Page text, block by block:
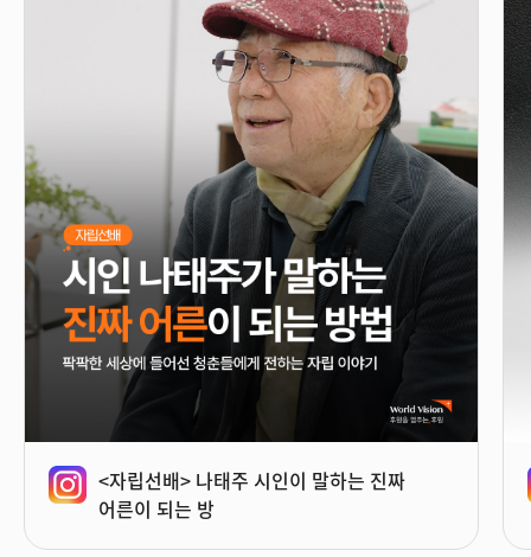
<자립선배> 나태주 시인이 말하는 진짜
어른이 되는 방